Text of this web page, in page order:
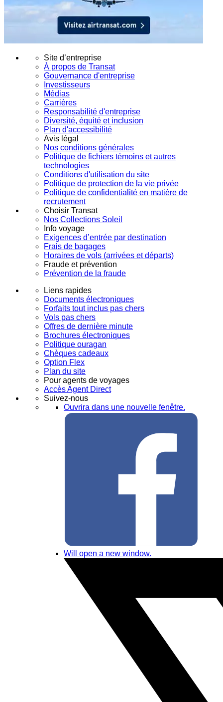
Site d’entreprise
À propos de Transat
Gouvernance d'entreprise
Investisseurs
Médias
Carrières
Responsabilité d'entreprise
Diversité, équité et inclusion
Plan d'accessibilité
Avis légal
Nos conditions générales
Politique de fichiers témoins et autres
technologies
Conditions d'utilisation du site
Politique de protection de la vie privée
Politique de confidentialité en matière de
recrutement
Choisir Transat
Nos Collections Soleil
Info voyage
Exigences d’entrée par destination
Frais de bagages
Horaires de vols (arrivées et départs)
Fraude et prévention
Prévention de la fraude
Liens rapides
Documents électroniques
Forfaits tout inclus pas chers
Vols pas chers
Offres de dernière minute
Brochures électroniques
Politique ouragan
Chèques cadeaux
Option Flex
Plan du site
Pour agents de voyages
Accès Agent Direct
Suivez-nous
Ouvrira dans une nouvelle fenêtre.
Will open a new window.